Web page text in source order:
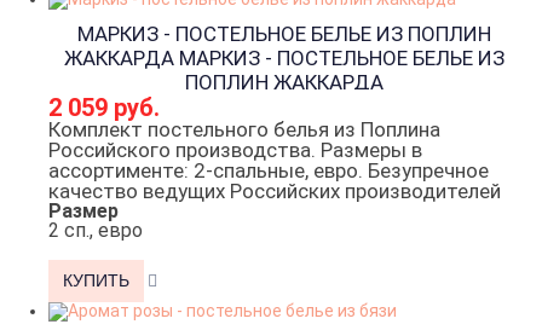
МАРКИЗ - ПОСТЕЛЬНОЕ БЕЛЬЕ ИЗ ПОПЛИН
ЖАККАРДА МАРКИЗ - ПОСТЕЛЬНОЕ БЕЛЬЕ ИЗ
ПОПЛИН ЖАККАРДА
2 059 руб.
Комплект постельного белья из Поплина
Российского производства. Размеры в
ассортименте: 2-спальные, евро. Безупречное
качество ведущих Российских производителей
Размер
2 сп., евро